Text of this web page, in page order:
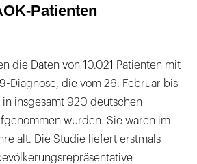
Patienten
die Daten von 10.021 Patienten mit
Diagnose, die vom 26. Februar bis
insgesamt 920 deutschen
wurden. Sie waren im
alt. Die Studie liefert erstmals